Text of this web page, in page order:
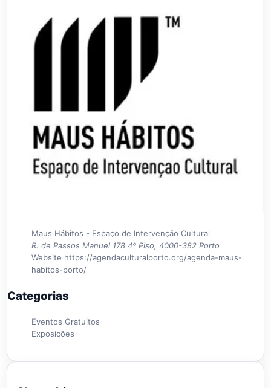
Maus Hábitos - Espaço de Intervenção Cultural
R. de Passos Manuel 178 4º Piso, 4000-382 Porto
Website https://agendaculturalporto.org/agenda-maus-
habitos-porto/
Categorias
Eventos Gratuitos
Exposições